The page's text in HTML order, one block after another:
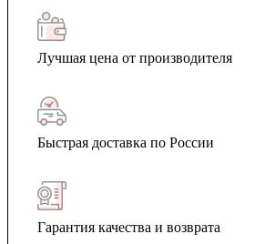
Лучшая цена от производителя
Быстрая доставка по России
Гарантия качества и возврата